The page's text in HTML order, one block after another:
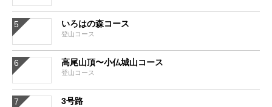
いろはの森コース
登山コース
高尾山頂〜小仏城山コース
登山コース
3号路